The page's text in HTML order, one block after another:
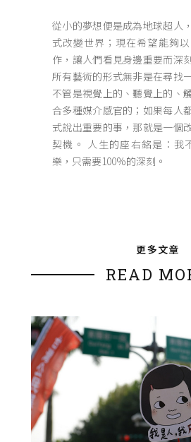
從小的夢想便是成為地球超人
式改變世界；現在希望能夠
作，讓人們看見身邊重要而深
所有藝術的形式無非是在尋找
不管是視覺上的、聽覺上的、
合多種媒介感官的；如果每人
式說出重要的事，那就是一個
契機。 人生的座右銘是：我
樂，只需要100%的深刻。
更多文章
READ